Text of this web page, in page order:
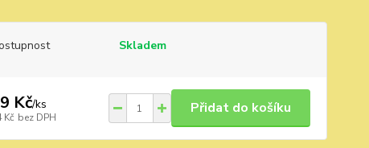
Skladem
Kč/ks
Kč bez DPH
Přidat do košíku